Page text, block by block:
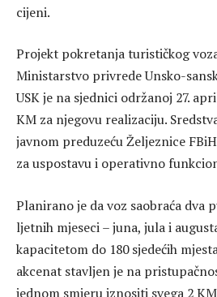
cijeni.
Projekt pokretanja turističkog
Ministarstvo privrede Unsko-
USK je na sjednici održanoj 27.
KM za njegovu realizaciju.
javnom preduzeću Željeznice
za uspostavu i operativno
Planirano je da voz saobraća dva
ljetnih mjeseci – juna, jula i
kapacitetom do 180 sjedećih
akcenat stavljen je na
jednom smjeru iznositi svega 2